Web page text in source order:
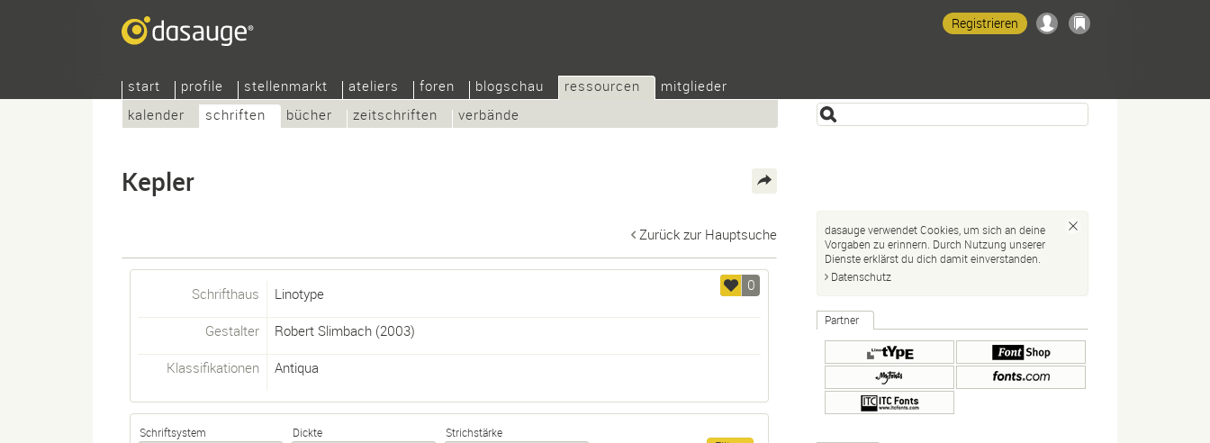
start profile stellenmarkt ateliers foren blogschau
ressourcen
kalender
schriften bücher zeitschriften verbände
mitglieder
Registrieren
Kepler
Zurück zur Hauptsuche
0
Schrifthaus Linotype
Gestalter Robert Slimbach(2003)
Klassifikationen Antiqua
Schriftsystem Dickte Strichstärke
dasauge verwendet Cookies, um sich an deine
Vorgaben zu erinnern. Durch Nutzung unserer
Dienste erklärst du dich damit einverstanden.
Datenschutz
Partner